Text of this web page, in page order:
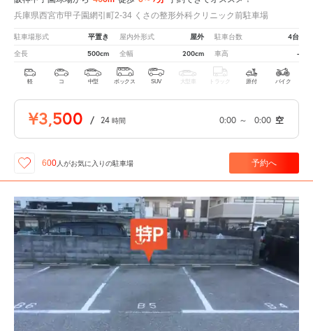
兵庫県西宮市甲子園網引町2-34 くさの整形外科クリニック前駐車場
駐車場形式 平置き 屋内外形式 屋外 駐車台数 4台
全長 500cm 全幅 200cm 車高 -
軽 コ 中型 ボックス SUV 大型車 トラック 原付 バイク
¥3,500 / 24 時間 0:00 ～ 0:00 空
600人がお気に入りの駐車場 予約へ